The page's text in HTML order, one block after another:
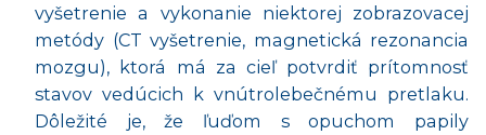
vyšetrenie a vykonanie niektorej zobrazovacej
metódy (CT vyšetrenie, magnetická rezonancia
mozgu), ktorá má za cieľ potvrdiť prítomnosť
stavov vedúcich k vnútrolebečnému pretlaku.
Dôležité je, že ľuďom s opuchom papily